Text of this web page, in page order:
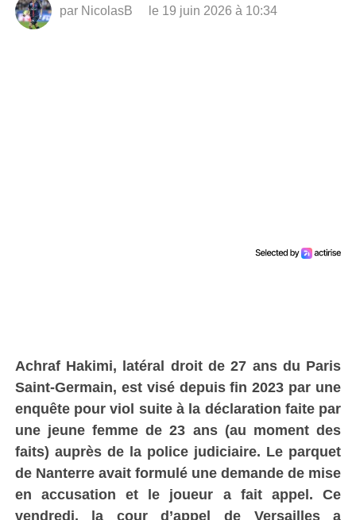
par NicolasB le 19 juin 2026 à 10:34
Achraf Hakimi, latéral droit de 27 ans du Paris
Saint-Germain, est visé depuis fin 2023 par une
enquête pour viol suite à la déclaration faite par
une jeune femme de 23 ans (au moment des
faits) auprès de la police judiciaire. Le parquet
de Nanterre avait formulé une demande de mise
en accusation et le joueur a fait appel. Ce
vendredi, la cour d’appel de Versailles a